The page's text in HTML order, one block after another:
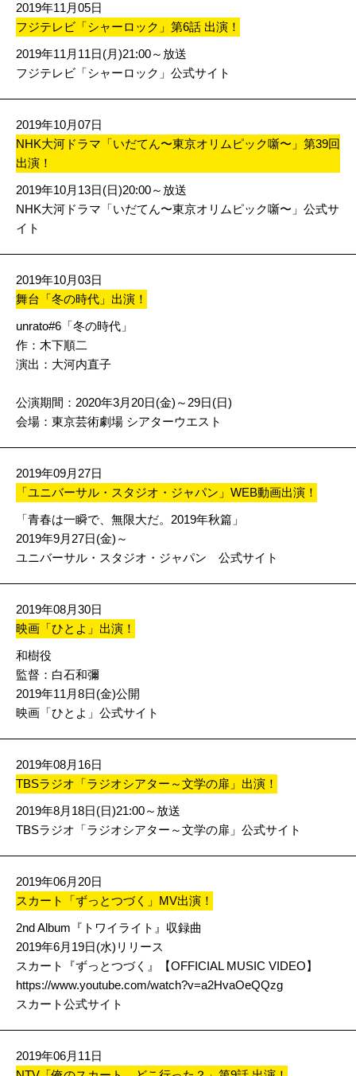
2019年11月05日
フジテレビ「シャーロック」第6話 出演！
2019年11月11日(月)21:00～放送
フジテレビ「シャーロック」公式サイト
2019年10月07日
NHK大河ドラマ「いだてん〜東京オリムピック噺〜」第39回
出演！
2019年10月13日(日)20:00～放送
NHK大河ドラマ「いだてん〜東京オリムピック噺〜」公式サ
イト
2019年10月03日
舞台「冬の時代」出演！
unrato#6「冬の時代」
作：木下順二
演出：大河内直子
公演期間：2020年3月20日(金)～29日(日)
会場：東京芸術劇場 シアターウエスト
2019年09月27日
「ユニバーサル・スタジオ・ジャパン」WEB動画出演！
「青春は一瞬で、無限大だ。2019年秋篇」
2019年9月27日(金)～
ユニバーサル・スタジオ・ジャパン 公式サイト
2019年08月30日
映画「ひとよ」出演！
和樹役
監督：白石和彌
2019年11月8日(金)公開
映画「ひとよ」公式サイト
2019年08月16日
TBSラジオ「ラジオシアター～文学の扉」出演！
2019年8月18日(日)21:00～放送
TBSラジオ「ラジオシアター～文学の扉」公式サイト
2019年06月20日
スカート「ずっとつづく」MV出演！
2nd Album『トワイライト』収録曲
2019年6月19日(水)リリース
スカート『ずっとつづく』【OFFICIAL MUSIC VIDEO】
https://www.youtube.com/watch?v=a2HvaOeQQzg
スカート公式サイト
2019年06月11日